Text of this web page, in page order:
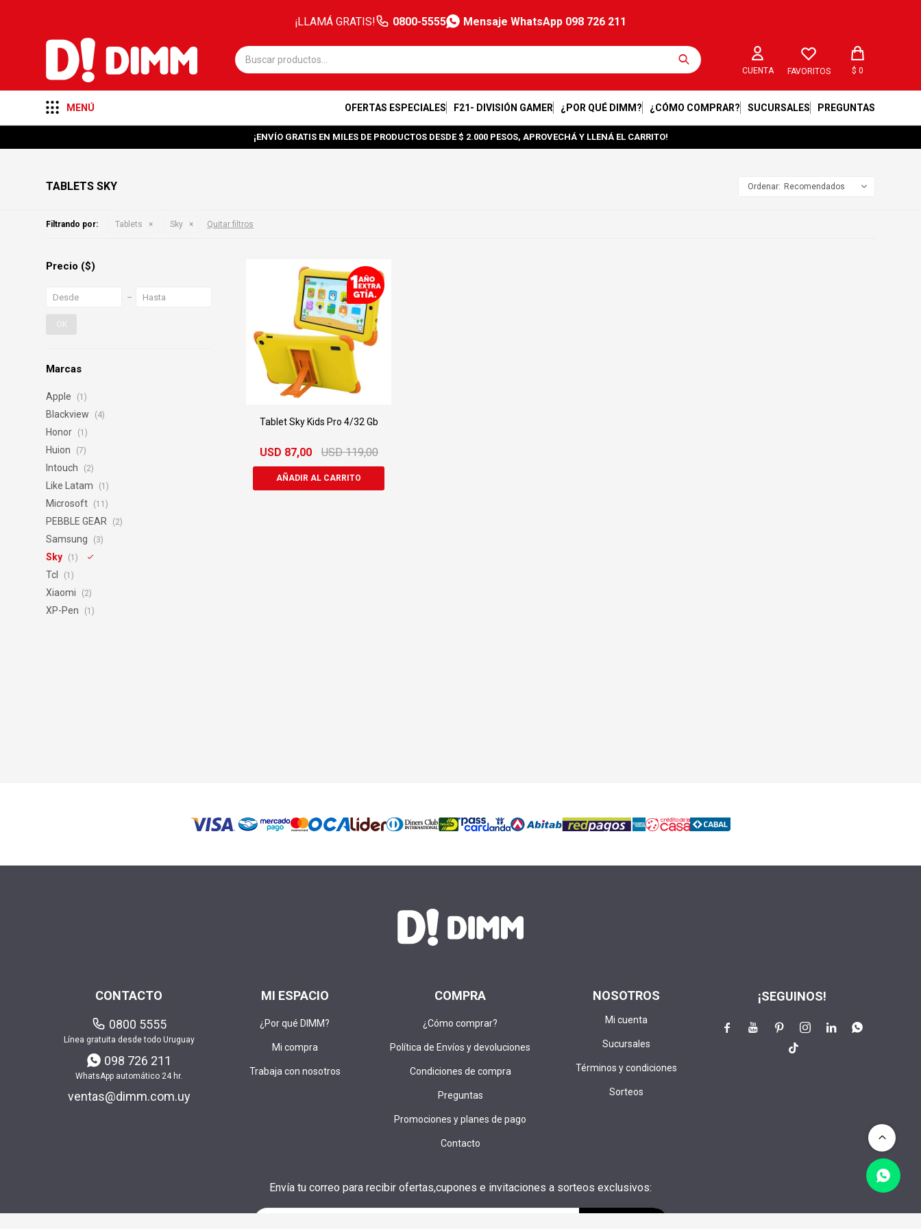
¡LLAMÁ GRATIS! 0800-5555 Mensaje WhatsApp 098 726 211
MENÚ OFERTAS ESPECIALES F21- DIVISIÓN GAMER ¿POR QUÉ DIMM? ¿CÓMO COMPRAR? SUCURSALES PREGUNTAS
FAVORITOS $ 0
¡ENVÍO GRATIS EN MILES DE PRODUCTOS DESDE $ 2.000 PESOS, APROVECHÁ Y LLENÁ EL CARRITO!
TABLETS SKY Recomendados
Filtrando por: Tablets Sky Quitar filtros
Marcas
Apple (1)
Blackview (4)
Honor (1)
Huion (7)
Intouch (2)
Like Latam (1)
Microsoft (11)
PEBBLE GEAR (2)
Samsung (3)
Sky (1)
Tcl (1)
Xiaomi (2)
XP-Pen (1)
Precio ($)
OK
Tablet Sky Kids Pro 4/32 Gb
USD 87,00 USD 119,00
MI ESPACIO
¿Por qué DIMM?
Mi compra
Trabaja con nosotros
COMPRA
¿Cómo comprar?
Política de Envíos y devoluciones
Condiciones de compra
Preguntas
Promociones y planes de pago
Contacto
NOSOTROS
Mi cuenta
Sucursales
Términos y condiciones
Sorteos
CONTACTO
0800 5555
Línea gratuita desde todo Uruguay
098 726 211
WhatsApp automático 24 hr.
ventas@dimm.com.uy
Envía tu correo para recibir ofertas,cupones e invitaciones a sorteos exclusivos:
¡SEGUINOS!
    

